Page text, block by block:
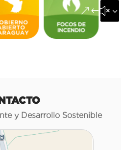
y Desarrollo Sostenible